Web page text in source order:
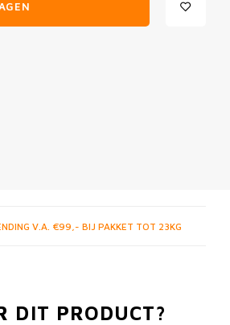
V.A. €99,- BIJ PAKKET TOT 23KG
DIT PRODUCT?